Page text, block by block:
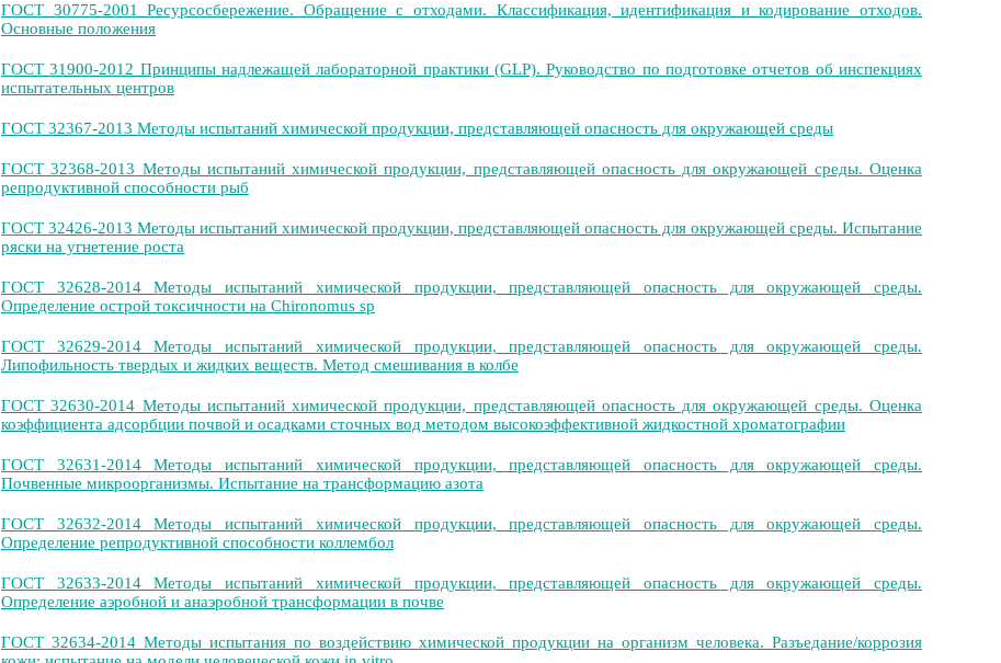
ГОСТ 30775-2001 Ресурсосбережение. Обращение с отходами. Классификация, идентификация и кодирование отходов.
Основные положения
ГОСТ 31900-2012 Принципы надлежащей лабораторной практики (GLP). Руководство по подготовке отчетов об инспекциях
испытательных центров
ГОСТ 32367-2013 Методы испытаний химической продукции, представляющей опасность для окружающей среды
ГОСТ 32368-2013 Методы испытаний химической продукции, представляющей опасность для окружающей среды. Оценка
репродуктивной способности рыб
ГОСТ 32426-2013 Методы испытаний химической продукции, представляющей опасность для окружающей среды. Испытание
ряски на угнетение роста
ГОСТ 32628-2014 Методы испытаний химической продукции, представляющей опасность для окружающей среды.
Определение острой токсичности на Chironomus sp
ГОСТ 32629-2014 Методы испытаний химической продукции, представляющей опасность для окружающей среды.
Липофильность твердых и жидких веществ. Метод смешивания в колбе
ГОСТ 32630-2014 Методы испытаний химической продукции, представляющей опасность для окружающей среды. Оценка
коэффициента адсорбции почвой и осадками сточных вод методом высокоэффективной жидкостной хроматографии
ГОСТ 32631-2014 Методы испытаний химической продукции, представляющей опасность для окружающей среды.
Почвенные микроорганизмы. Испытание на трансформацию азота
ГОСТ 32632-2014 Методы испытаний химической продукции, представляющей опасность для окружающей среды.
Определение репродуктивной способности коллембол
ГОСТ 32633-2014 Методы испытаний химической продукции, представляющей опасность для окружающей среды.
Определение аэробной и анаэробной трансформации в почве
ГОСТ 32634-2014 Методы испытания по воздействию химической продукции на организм человека. Разъедание/коррозия